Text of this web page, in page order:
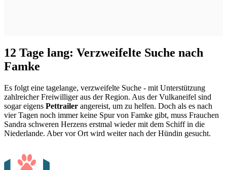
12 Tage lang: Verzweifelte Suche nach
Famke
Es folgt eine tagelange, verzweifelte Suche - mit Unterstützung
zahlreicher Freiwilliger aus der Region. Aus der Vulkaneifel sind
sogar eigens Pettrailer angereist, um zu helfen. Doch als es nach
vier Tagen noch immer keine Spur von Famke gibt, muss Frauchen
Sandra schweren Herzens erstmal wieder mit dem Schiff in die
Niederlande. Aber vor Ort wird weiter nach der Hündin gesucht.